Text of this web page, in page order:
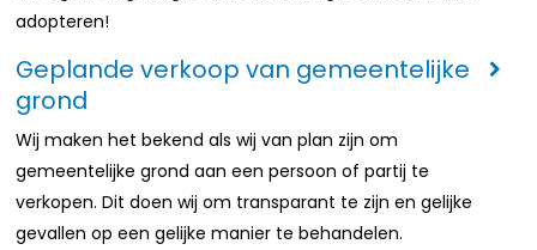
adopteren!
Geplande verkoop van gemeentelijke
grond
Wij maken het bekend als wij van plan zijn om
gemeentelijke grond aan een persoon of partij te
verkopen. Dit doen wij om transparant te zijn en gelijke
gevallen op een gelijke manier te behandelen.